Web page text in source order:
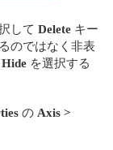
してDelete キー
のではなく非表
Hide を選択する
の Axis >